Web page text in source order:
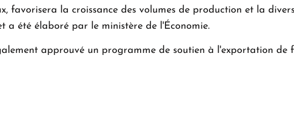
favorisera la croissance des volumes de production et la
a été élaboré par le ministère de l'Économie.
approuvé un programme de soutien à l'exportation de